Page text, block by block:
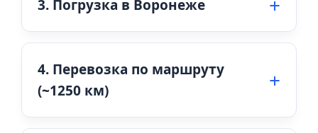
3. Погрузка в Воронеже
4. Перевозка по маршруту
(~1250 км)